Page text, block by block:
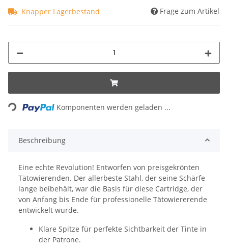
Knapper Lagerbestand Frage zum Artikel
Komponenten werden geladen ...
Beschreibung
Eine echte Revolution! Entworfen von preisgekrönten
Tätowierenden. Der allerbeste Stahl, der seine Schärfe
lange beibehält, war die Basis für diese Cartridge, der
von Anfang bis Ende für professionelle Tätowiererende
entwickelt wurde.
Klare Spitze für perfekte Sichtbarkeit der Tinte in
der Patrone.